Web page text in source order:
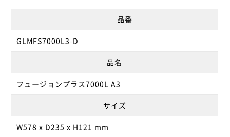
品番
GLMFS7000L3-D
品名
フュージョンプラス7000L A3
サイズ
W578 x D235 x H121 mm